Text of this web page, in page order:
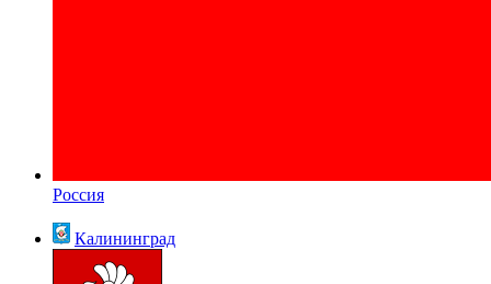
Россия
Калининград